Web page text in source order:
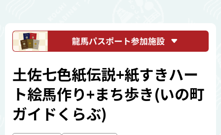
土佐七色紙伝説+紙すきハー
ト絵馬作り+まち歩き(いの町
ガイドくらぶ)